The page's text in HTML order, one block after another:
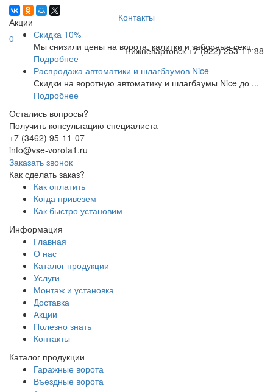
Контакты
0
Нижневартовск+7 (922) 253-11-88
Акции
Скидка 10%
Мы снизили цены на ворота, калитки и заборные секц...
Подробнее
Распродажа автоматики и шлагбаумов Nice
Скидки на воротную автоматику и шлагбаумы Nice до ...
Подробнее
Остались вопросы?
Получить консультацию специалиста
+7 (3462) 95-11-07
info@vse-vorota1.ru
Заказать звонок
Как сделать заказ?
Как оплатить
Когда привезем
Как быстро установим
Информация
Главная
О нас
Каталог продукции
Услуги
Монтаж и установка
Доставка
Акции
Полезно знать
Контакты
Каталог продукции
Гаражные ворота
Въездные ворота